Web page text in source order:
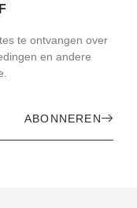
te ontvangen over
en andere
ABONNEREN